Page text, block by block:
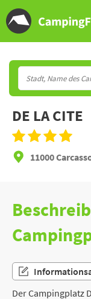
DE LA CITE
11000
Der Campingplatz